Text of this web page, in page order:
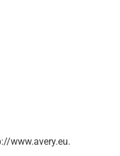
www.avery.eu.